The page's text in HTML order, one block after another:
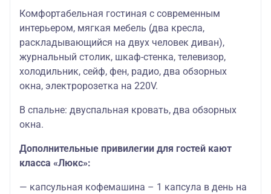
Комфортабельная гостиная с современным
интерьером, мягкая мебель (два кресла,
раскладывающийся на двух человек диван),
журнальный столик, шкаф-стенка, телевизор,
холодильник, сейф, фен, радио, два обзорных
окна, электророзетка на 220V.
В спальне: двуспальная кровать, два обзорных
окна.
Дополнительные привилегии для гостей кают
класса «Люкс»:
— капсульная кофемашина – 1 капсула в день на